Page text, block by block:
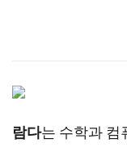
람다는 수학과 컴